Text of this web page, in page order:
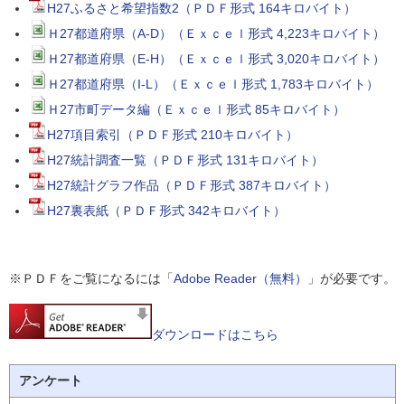
H27ふるさと希望指数2（ＰＤＦ形式 164キロバイト）
Ｈ27都道府県（A-D）（Ｅｘｃｅｌ形式 4,223キロバイト）
Ｈ27都道府県（E-H）（Ｅｘｃｅｌ形式 3,020キロバイト）
Ｈ27都道府県（I-L）（Ｅｘｃｅｌ形式 1,783キロバイト）
Ｈ27市町データ編（Ｅｘｃｅｌ形式 85キロバイト）
H27項目索引（ＰＤＦ形式 210キロバイト）
H27統計調査一覧（ＰＤＦ形式 131キロバイト）
H27統計グラフ作品（ＰＤＦ形式 387キロバイト）
H27裏表紙（ＰＤＦ形式 342キロバイト）
※ＰＤＦをご覧になるには「Adobe Reader（無料） 」が必要です。
ダウンロードはこちら
アンケート